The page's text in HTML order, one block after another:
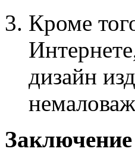
Кроме
дизайн
Заключение